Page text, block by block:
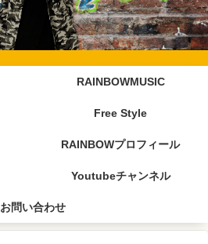
RAINBOWMUSIC
Free Style
RAINBOWプロフィール
Youtubeチャンネル
お問い合わせ